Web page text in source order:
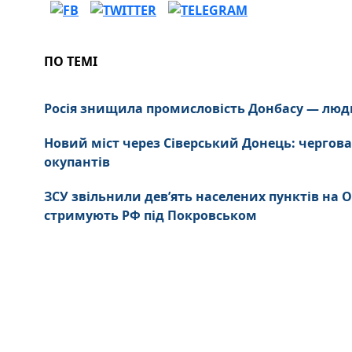
ПО ТЕМІ
Росія знищила промисловість Донбасу —
Новий міст через Сіверський Донець:
окупантів
ЗСУ звільнили дев’ять населених пунктів
стримують РФ під Покровськом